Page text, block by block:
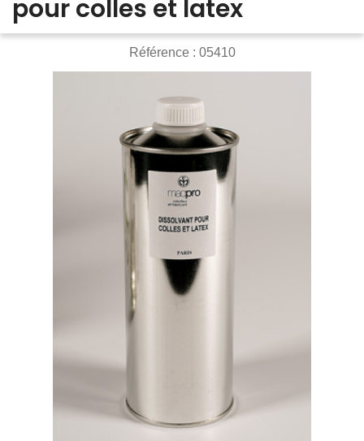
pour colles et latex
Référence : 05410